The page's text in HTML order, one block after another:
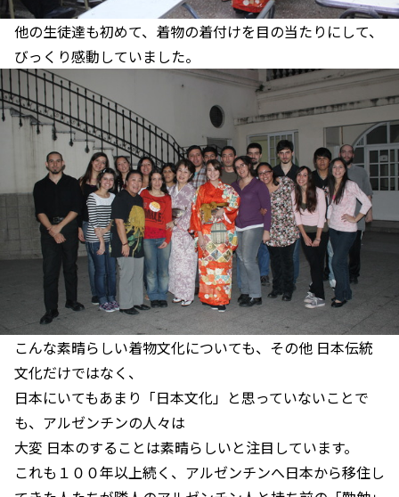
他の生徒達も初めて、着物の着付けを目の当たりにして、
びっくり感動していました。
こんな素晴らしい着物文化についても、その他 日本伝統
文化だけではなく、
日本にいてもあまり「日本文化」と思っていないことで
も、アルゼンチンの人々は
大変 日本のすることは素晴らしいと注目しています。
これも１００年以上続く、アルゼンチンへ日本から移住し